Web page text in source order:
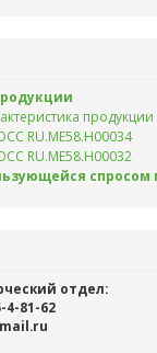
продукции
RU.ME58.H00034
RU.ME58.H00032
спросом
отдел:
4-81-62